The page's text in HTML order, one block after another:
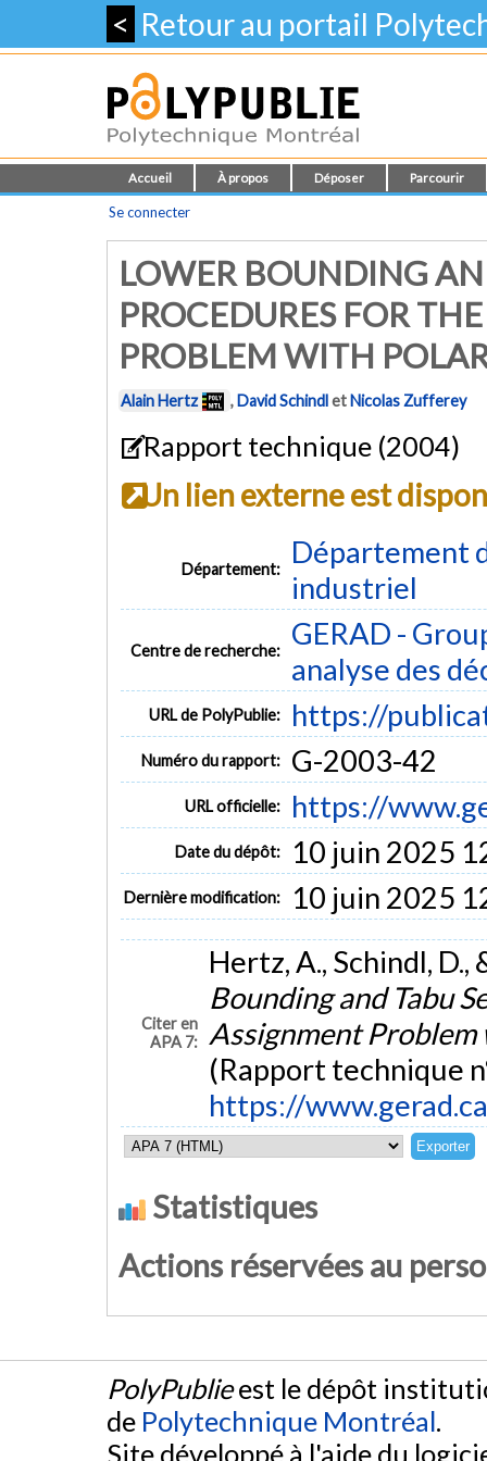
< Retour au portail
Accueil À propos Déposer Parcourir
Se connecter
LOWER BOUNDING
PROCEDURES FOR
PROBLEM WITH
Alain Hertz ,David SchindletNicolas Zufferey
Rapport technique (2004)
Un lien externe est
Département:
Département
industriel
Centre de recherche:
GERAD -
analyse des
URL de PolyPublie: https://
Numéro du rapport: G-2003-42
URL officielle: https://
Date du dépôt: 10 juin 2025
Dernière modification: 10 juin 2025
Citer en
APA 7:
Hertz, A., Schindl,
Bounding and Tabu
Assignment
(Rapport technique
https://
Statistiques
Actions réservées au
PolyPublieest le dépôt
de Polytechnique Montréal.
Site développé à l'aide du